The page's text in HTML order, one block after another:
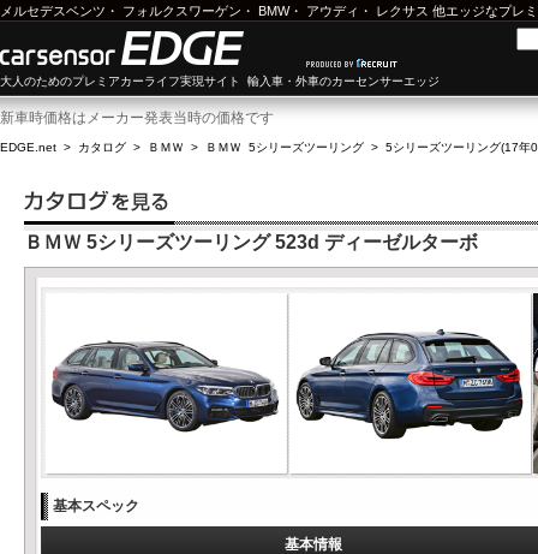
メルセデスベンツ ・ フォルクスワーゲン ・ BMW・ アウディ ・ レクサス 他エッジなプレ
大人のためのプレミアカーライフ実現サイト 輸入車・外車のカーセンサーエッジ
新車時価格はメーカー発表当時の価格です
EDGE.net > カタログ > ＢＭＷ > ＢＭＷ 5シリーズツーリング > 5シリーズツーリング(17年
ＢＭＷ 5シリーズツーリング 523d ディーゼルターボ
基本スペック
基本情報